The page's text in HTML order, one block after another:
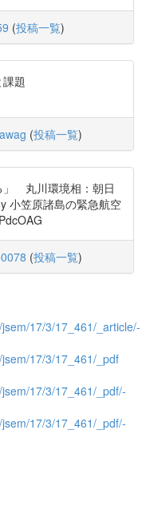
(投稿一覧)
題
(投稿一覧)
」 丸川環境相：朝日
小笠原諸島の緊急航空
(投稿一覧)
17/3/17_461/_article/-
17/3/17_461/_pdf
17/3/17_461/_pdf/-
17/3/17_461/_pdf/-